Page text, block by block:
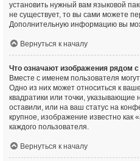
установить нужный вам языковой
не существует, то вы сами можете
Дополнительную информацию вы
Вернуться к началу
Что означают изображения рядом
Вместе с именем пользователя
Одно из них может относиться к
квадратики или точки, указывающие
оставили, или на ваш статус на
крупное, изображение известно как
каждого пользователя.
Вернуться к началу